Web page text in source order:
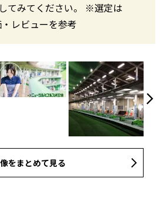
てみてください。 ※選定は
レビューを参考
をまとめて見る